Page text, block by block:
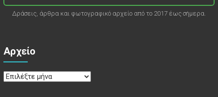
Δράσεις, άρθρα και φωτογραφικό αρχείο από το 2017 έως σήμερα.
Αρχείο
Αρχείο